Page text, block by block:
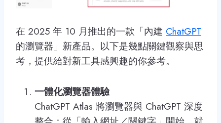
在 2025 年 10 月推出的一款「內建 ChatGPT
的瀏覽器」新產品。以下是幾點關鍵觀察與思
考，提供給對新工具感興趣的你參考。
一體化瀏覽器體驗
ChatGPT Atlas 將瀏覽器與 ChatGPT 深度